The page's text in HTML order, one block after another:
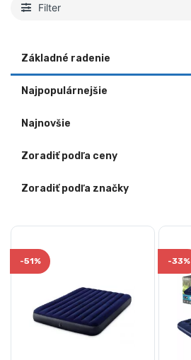
Filter
Základné radenie
Najpopulárnejšie
Najnovšie
Zoradiť podľa ceny
Zoradiť podľa značky
-51% -33%